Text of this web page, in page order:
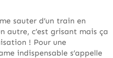
sauter d’un train en
autre, c’est grisant mais ça
! Pour une
indispensable s’appelle